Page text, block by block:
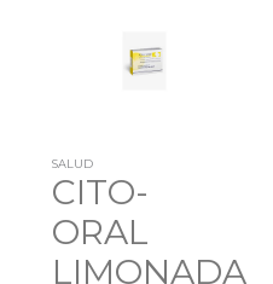
SALUD
CITO-
ORAL
LIMONADA